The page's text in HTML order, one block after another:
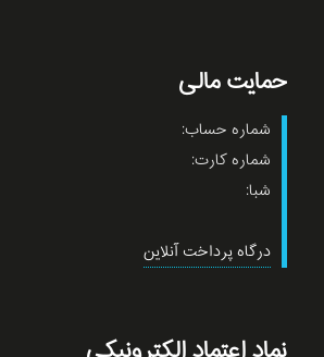
حمایت مالی
شماره حساب:
شماره کارت:
شبا:
درگاه پرداخت آنلاین